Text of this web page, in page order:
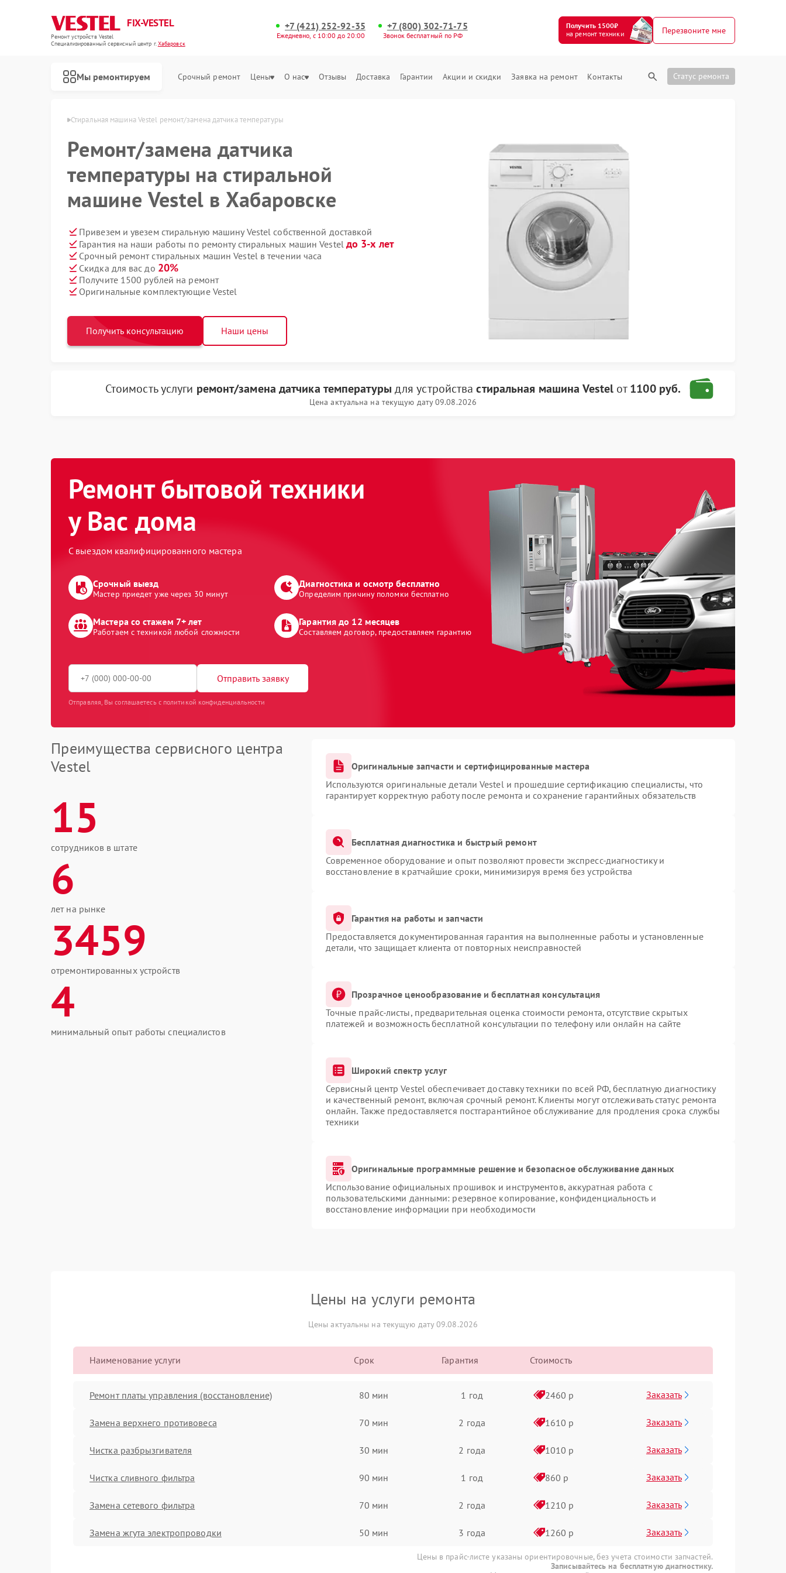
FIX-VESTEL
Ремонт устройств Vestel
Специализированный cервисный центр г.Хабаровск
+7 (421) 252-92-35
Ежедневно, с 10:00 до 20:00
+7 (800) 302-71-75
Звонок бесплатный по РФ
Получить 1500₽
на ремонт техники
Перезвоните мне
Мы ремонтируем Срочный ремонт Цены О нас Отзывы Доставка Гарантии Акции и скидки Заявка на ремонт Контакты Статус ремонта
в Хабаровске Стиральная машина Vestel ремонт/замена датчика температуры
Ремонт/замена датчика
температуры на стиральной
машине Vestel в Хабаровске
Привезем и увезем стиральную машину Vestel собственной доставкой
Гарантия на наши работы по ремонту стиральных машин Vestel до 3-х лет
Срочный ремонт стиральных машин Vestel в течении часа
Скидка для вас до 20%
Получите 1500 рублей на ремонт
Оригинальные комплектующие Vestel
Получить консультацию Наши цены
Стоимость услуги ремонт/замена датчика температуры для устройствастиральная машина Vestelот1100 руб.
Цена актуальна на текущую дату 09.08.2026
Ремонт бытовой техники
у Вас дома
С выездом квалифицированного мастера
Срочный выезд
Мастер приедет уже через 30 минут
Диагностика и осмотр бесплатно
Определим причину поломки бесплатно
Мастера со стажем 7+ лет
Работаем с техникой любой сложности
Гарантия до 12 месяцев
Составляем договор, предоставляем гарантию
Отправить заявку
Отправляя, Вы соглашаетесь с политикой конфиденциальности
Преимущества сервисного центра
Vestel
15
сотрудников в штате
6
лет на рынке
3459
отремонтированных устройств
4
минимальный опыт работы специалистов
Оригинальные запчасти и сертифицированные мастера
Используются оригинальные детали Vestel и прошедшие сертификацию специалисты, что
гарантирует корректную работу после ремонта и сохранение гарантийных обязательств
Бесплатная диагностика и быстрый ремонт
Современное оборудование и опыт позволяют провести экспресс-диагностику и
восстановление в кратчайшие сроки, минимизируя время без устройства
Гарантия на работы и запчасти
Предоставляется документированная гарантия на выполненные работы и установленные
детали, что защищает клиента от повторных неисправностей
Прозрачное ценообразование и бесплатная консультация
Точные прайс-листы, предварительная оценка стоимости ремонта, отсутствие скрытых
платежей и возможность бесплатной консультации по телефону или онлайн на сайте
Широкий спектр услуг
Сервисный центр Vestel обеспечивает доставку техники по всей РФ, бесплатную диагностику
и качественный ремонт, включая срочный ремонт. Клиенты могут отслеживать статус ремонта
онлайн. Также предоставляется постгарантийное обслуживание для продления срока службы
техники
Оригинальные программные решение и безопасное обслуживание данных
Использование официальных прошивок и инструментов, аккуратная работа с
пользовательскими данными: резервное копирование, конфиденциальность и
восстановление информации при необходимости
Цены на услуги ремонта
Цены актуальны на текущую дату 09.08.2026
Наименование услуги Срок Гарантия Стоимость
Ремонт платы управления (восстановление) 80 мин 1 год 2460 р Заказать
Замена верхнего противовеса 70 мин 2 года 1610 р Заказать
Чистка разбрызгивателя 30 мин 2 года 1010 р Заказать
Чистка сливного фильтра 90 мин 1 год 860 р Заказать
Замена сетевого фильтра 70 мин 2 года 1210 р Заказать
Замена жгута электропроводки 50 мин 3 года 1260 р Заказать
Цены в прайс-листе указаны ориентировочные, без учета стоимости запчастей.
Записывайтесь на бесплатную диагностику.